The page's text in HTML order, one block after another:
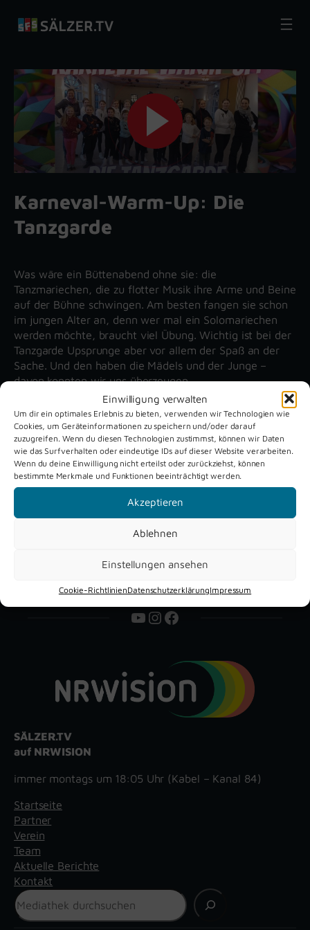
Einwilligung verwalten
Um dir ein optimales Erlebnis zu bieten, verwenden wir Technologien wie
Cookies, um Geräteinformationen zu speichern und/oder darauf
zuzugreifen. Wenn du diesen Technologien zustimmst, können wir Daten
wie das Surfverhalten oder eindeutige IDs auf dieser Website verarbeiten.
Wenn du deine Einwilligung nicht erteilst oder zurückziehst, können
bestimmte Merkmale und Funktionen beeinträchtigt werden.
Akzeptieren
Ablehnen
Einstellungen ansehen
Cookie-RichtlinienDatenschutzerklärungImpressum
Inhalt
springen
Karneval-Warm-Up: Die
Tanzgarde
Was wäre ein Büttenabend ohne sie: die
Tanzmariechen, die zu flotter Musik ihre Arme und Beine
auf der Bühne schwingen. Am besten fangen sie schon
im jungen Alter an, denn wer mal ein Solomariechen
werden möchte, braucht viel Übung. Wichtig ist bei der
Tanzgarde Upsprunge aber vor allem der Spaß an der
Sache. Und den haben die Mädels und der Junge –
davon konnten wir uns überzeugen.
Unsere aktuellen Reportagen
Schützenfest
Verne 2026
Dreckburg
Air
YouTube
Instagram
Facebook
SÄLZER.TV
auf NRWISION
immer montags um 18:05 Uhr (Kabel – Kanal 84)
Startseite
Partner
Verein
Team
Aktuelle Berichte
Kontakt
Suchen